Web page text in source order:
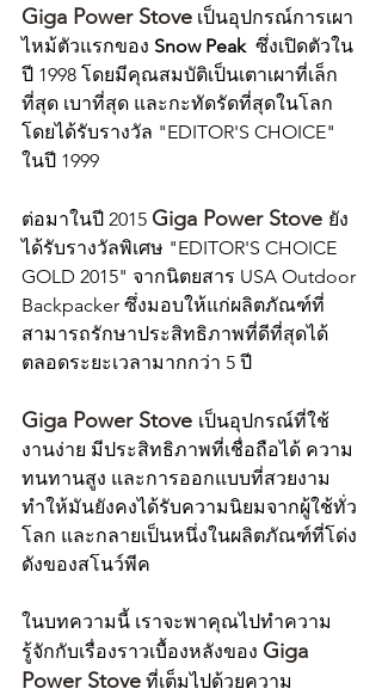
Giga Power Stove เป็นอุปกรณ์การเผา
ไหม้ตัวแรกของ Snow Peak ซึ่งเปิดตัวใน
ปี 1998 โดยมีคุณสมบัติเป็นเตาเผาที่เล็ก
ที่สุด เบาที่สุด และกะทัดรัดที่สุดในโลก
โดยได้รับรางวัล "EDITOR'S CHOICE"
ในปี 1999
ต่อมาในปี 2015 Giga Power Stove ยัง
ได้รับรางวัลพิเศษ "EDITOR'S CHOICE
GOLD 2015" จากนิตยสาร USA Outdoor
Backpacker ซึ่งมอบให้แก่ผลิตภัณฑ์ที่
สามารถรักษาประสิทธิภาพที่ดีที่สุดได้
ตลอดระยะเวลามากกว่า 5 ปี
Giga Power Stove เป็นอุปกรณ์ที่ใช้
งานง่าย มีประสิทธิภาพที่เชื่อถือได้ ความ
ทนทานสูง และการออกแบบที่สวยงาม
ทำให้มันยังคงได้รับความนิยมจากผู้ใช้ทั่ว
โลก และกลายเป็นหนึ่งในผลิตภัณฑ์ที่โด่ง
ดังของสโนว์พีค
ในบทความนี้ เราจะพาคุณไปทำความ
รู้จักกับเรื่องราวเบื้องหลังของ Giga
Power Stove ที่เต็มไปด้วยความ